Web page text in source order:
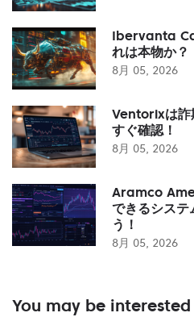
Ibervanta
れは本物か？
8月 05, 2026
Ventorixは詐
すぐ確認！
8月 05, 2026
Aramco
できるシステ
う！
8月 05, 2026
You may be